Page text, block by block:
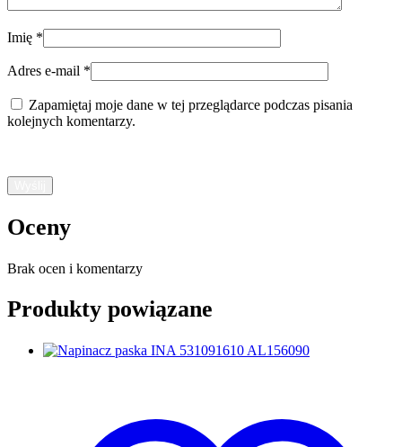
Imię *
Adres e-mail *
Zapamiętaj moje dane w tej przeglądarce podczas pisania
kolejnych komentarzy.
Oceny
Brak ocen i komentarzy
Produkty powiązane